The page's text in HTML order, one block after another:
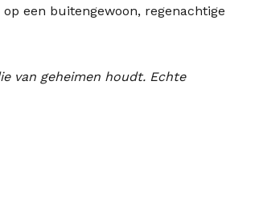
een buitengewoon, regenachtige
van geheimen houdt. Echte